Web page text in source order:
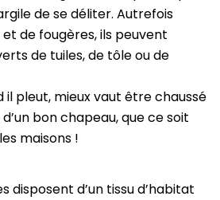
de se déliter. Autrefois
de fougères, ils peuvent
de tuiles, de tôle ou de
il pleut, mieux vaut être chaussé
bon chapeau, que ce soit
maisons !
disposent d’un tissu d’habitat